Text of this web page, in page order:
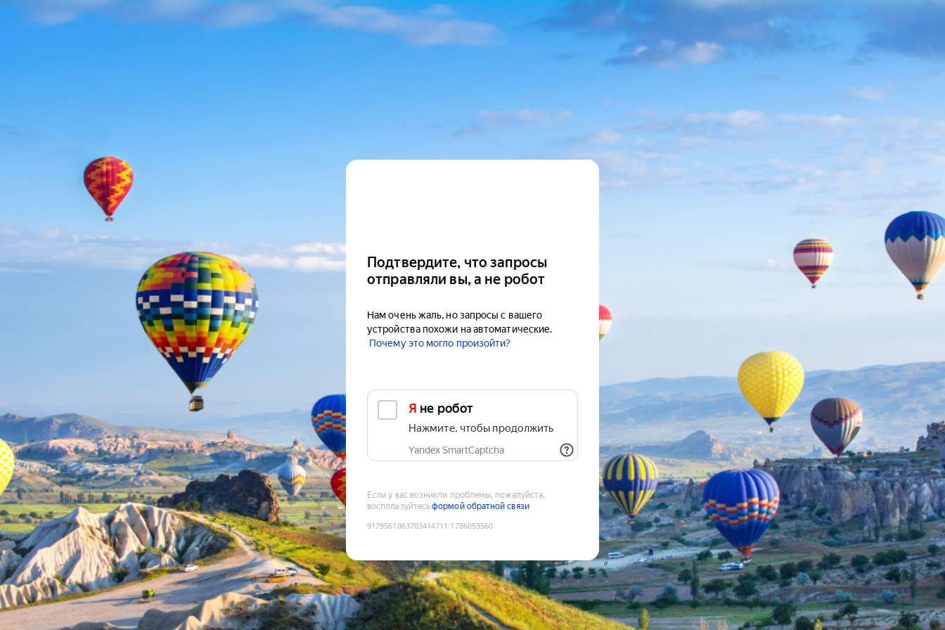
Подтвердите, что запросы
отправляли вы, а не робот
Нам очень жаль, но запросы с вашего
устройства похожи на автоматические.
Почему это могло произойти?
Я не робот
Нажмите, чтобы продолжить
Yandex SmartCaptcha
Если у вас возникли проблемы, пожалуйста,
воспользуйтесьформой обратной связи
9179561063703414711 :1786053560